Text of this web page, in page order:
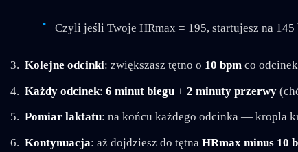
Czyli jeśli Twoje HRmax = 195, startujesz na 145
Kolejne odcinki: zwiększasz tętno o 10 bpm co odcinek
Każdy odcinek: 6 minut biegu + 2 minuty przerwy
Pomiar laktatu: na końcu każdego odcinka — kropla
Kontynuacja: aż dojdziesz do tętna HRmax minus 10